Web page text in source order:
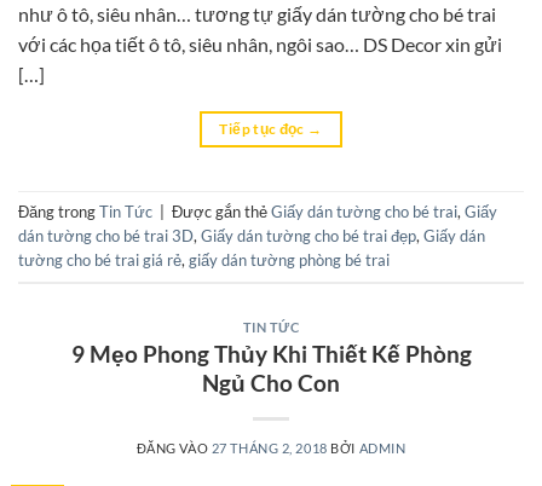
như ô tô, siêu nhân… tương tự giấy dán tường cho bé trai
với các họa tiết ô tô, siêu nhân, ngôi sao… DS Decor xin gửi
[…]
Tiếp tục đọc →
Đăng trongTin Tức Được gắn thẻGiấy dán tường cho bé trai, Giấy
dán tường cho bé trai 3D, Giấy dán tường cho bé trai đẹp, Giấy dán
tường cho bé trai giá rẻ, giấy dán tường phòng bé trai
TIN TỨC
9 Mẹo Phong Thủy Khi Thiết Kế Phòng
Ngủ Cho Con
ĐĂNG VÀO 27 THÁNG 2, 2018 BỞI ADMIN